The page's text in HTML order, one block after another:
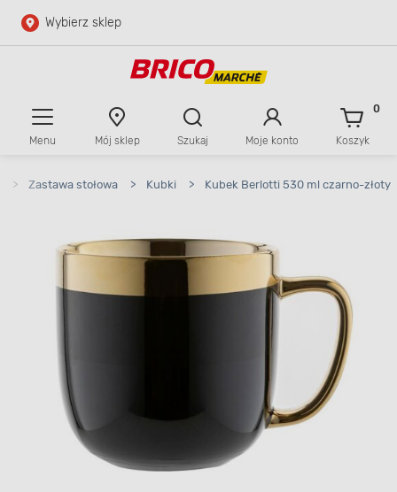
Przejdź do głównej zawartości
Wybierz sklep
Menu Mój sklep Szukaj Moje konto Koszyk
0
> Zastawa stołowa > Kubki > Kubek Berlotti 530 ml czarno-złoty